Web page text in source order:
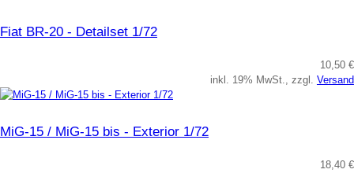
Fiat BR-20 - Detailset 1/72
10,50 €
inkl. 19% MwSt., zzgl. Versand
MiG-15 / MiG-15 bis - Exterior 1/72
18,40 €